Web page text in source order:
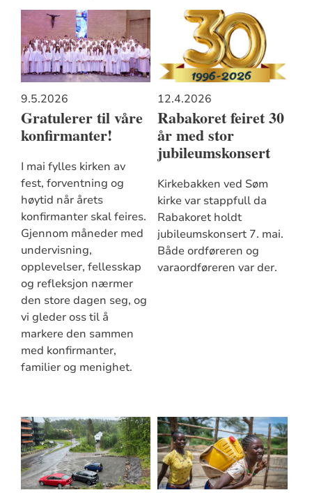
9.5.2026
Gratulerer til våre
konfirmanter!
I mai fylles kirken av
fest, forventning og
høytid når årets
konfirmanter skal feires.
Gjennom måneder med
undervisning,
opplevelser, fellesskap
og refleksjon nærmer
den store dagen seg, og
vi gleder oss til å
markere den sammen
med konfirmanter,
familier og menighet.
12.4.2026
Rabakoret feiret 30
år med stor
jubileumskonsert
Kirkebakken ved Søm
kirke var stappfull da
Rabakoret holdt
jubileumskonsert 7. mai.
Både ordføreren og
varaordføreren var der.